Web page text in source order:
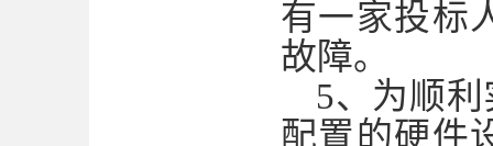
有一家投标
故障。
5、为顺
配置的硬件